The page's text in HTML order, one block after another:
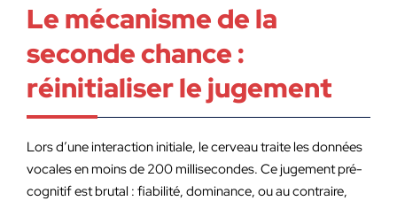
Le mécanisme de la
seconde chance :
réinitialiser le jugement
Lors d’une interaction initiale, le cerveau traite les données
vocales en moins de 200 millisecondes. Ce jugement pré-
cognitif est brutal : fiabilité, dominance, ou au contraire,